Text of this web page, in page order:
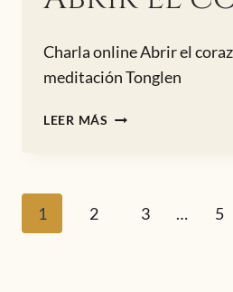
Charla online Abrir el
meditación Tonglen
LEER MÁS ABRIR
Navegación
1 2 3 … 5